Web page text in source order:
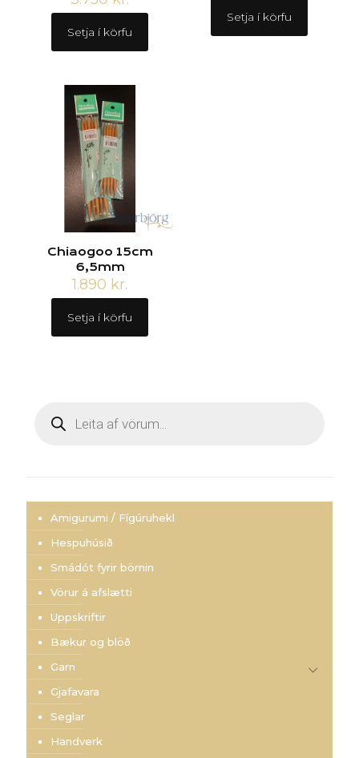
Setja í körfu
Setja í körfu
Chiaogoo 15cm
6,5mm
1.890 kr.
Setja í körfu
search
Amigurumi / Fígúruhekl
Hespuhúsið
Smádót fyrir börnin
Vörur á afslætti
Uppskriftir
Bækur og blöð
Garn
Gjafavara
Seglar
Handverk